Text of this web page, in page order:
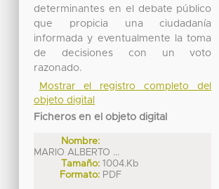
determinantes en el debate público
que propicia una ciudadanía
informada y eventualmente la toma
de decisiones con un voto
razonado.
Mostrar el registro completo del
objeto digital
Ficheros en el objeto digital
Nombre:
MARIO ALBERTO ...
Tamaño: 1004.Kb
Formato: PDF